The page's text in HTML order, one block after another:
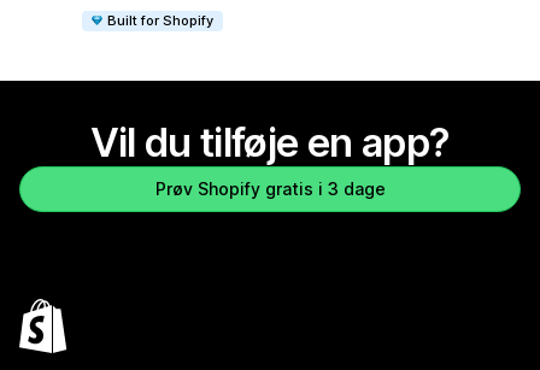
Built for Shopify
Vil du tilføje en app?
Prøv Shopify gratis i 3 dage